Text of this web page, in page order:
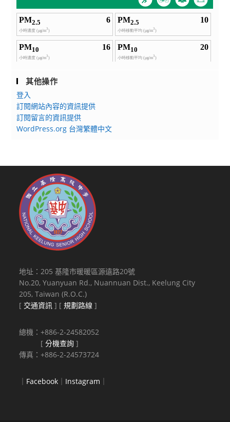
其他操作
登入
訂閱網站內容的資訊提供
訂閱留言的資訊提供
WordPress.org 台灣繁體中文
地址：205 基隆市暖暖區源遠路20號
No.20, Yuanyuan Rd., Nuannuan Dist., Keelung City
205, Taiwan (R.O.C.)
[ 交通資訊 ] [規劃路線 ]
總機：+886-2-24582052
[分機查詢 ]
傳真：+886-2-24573724
｜ Facebook ｜ Instagram ｜